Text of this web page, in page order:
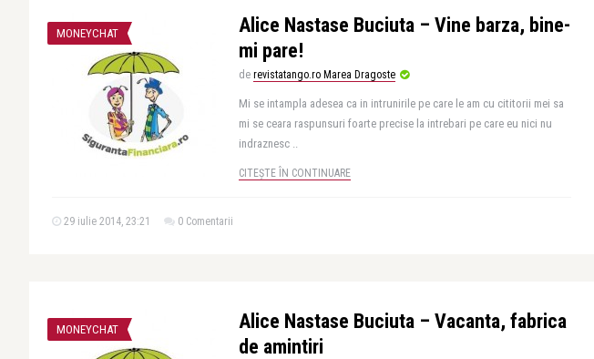
MONEYCHAT
Alice Nastase Buciuta – Vine barza, bine-
mi pare!
de revistatango.ro Marea Dragoste
Mi se intampla adesea ca in intrunirile pe care le am cu cititorii mei sa
mi se ceara raspunsuri foarte precise la intrebari pe care eu nici nu
indraznesc ..
CITEȘTE ÎN CONTINUARE
29 iulie 2014, 23:21 0 Comentarii
MONEYCHAT
Alice Nastase Buciuta – Vacanta, fabrica
de amintiri